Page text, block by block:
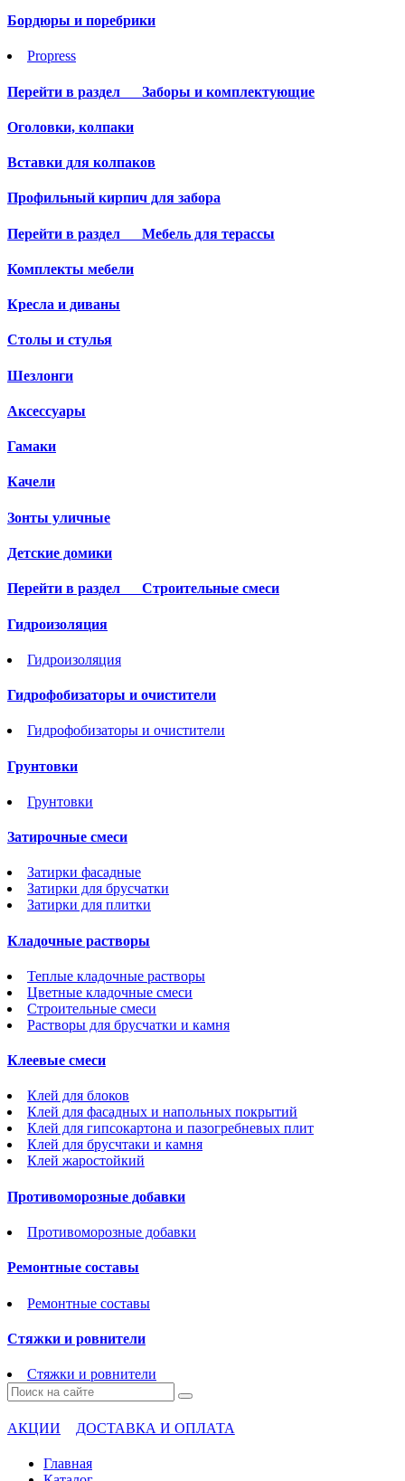
Бордюры и поребрики
Propress
Перейти в раздел Заборы и комплектующие
Оголовки, колпаки
Вставки для колпаков
Профильный кирпич для забора
Перейти в раздел Мебель для терассы
Комплекты мебели
Кресла и диваны
Столы и стулья
Шезлонги
Аксессуары
Гамаки
Качели
Зонты уличные
Детские домики
Перейти в раздел Строительные смеси
Гидроизоляция
Гидроизоляция
Гидрофобизаторы и очистители
Гидрофобизаторы и очистители
Грунтовки
Грунтовки
Затирочные смеси
Затирки фасадные
Затирки для брусчатки
Затирки для плитки
Кладочные растворы
Теплые кладочные растворы
Цветные кладочные смеси
Строительные смеси
Растворы для брусчатки и камня
Клеевые смеси
Клей для блоков
Клей для фасадных и напольных покрытий
Клей для гипсокартона и пазогребневых плит
Клей для брусчтаки и камня
Клей жаростойкий
Противоморозные добавки
Противоморозные добавки
Ремонтные составы
Ремонтные составы
Стяжки и ровнители
Стяжки и ровнители
АКЦИИ ДОСТАВКА И ОПЛАТА
Главная